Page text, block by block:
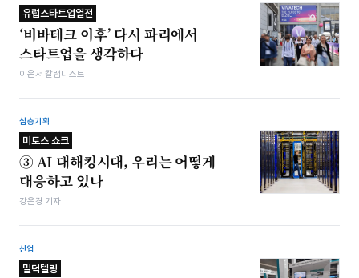
유럽스타트업열전
‘비바테크 이후’ 다시 파리에서
스타트업을 생각하다
이은서 칼럼니스트
심층기획
미토스 쇼크
③ AI 대해킹시대, 우리는 어떻게
대응하고 있나
강은경 기자
산업
밀덕텔링